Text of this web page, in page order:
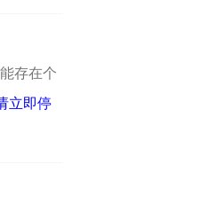
存在个
立即停